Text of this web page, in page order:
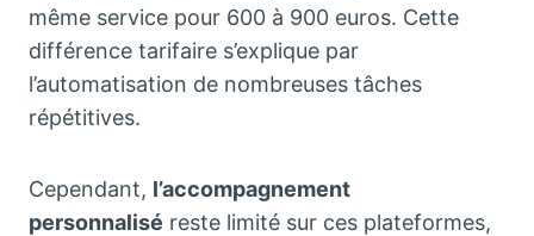
même service pour 600 à 900 euros. Cette
différence tarifaire s’explique par
l’automatisation de nombreuses tâches
répétitives.
Cependant, l’accompagnement
personnalisé reste limité sur ces plateformes,